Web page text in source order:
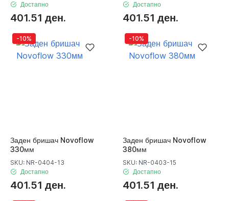
Достапно
401.51 ден.
Достапно
401.51 ден.
-10%
Заден бришач Novoflow
330мм
SKU: NR-0404-13
Достапно
401.51 ден.
-10%
Заден бришач Novoflow
380мм
SKU: NR-0403-15
Достапно
401.51 ден.